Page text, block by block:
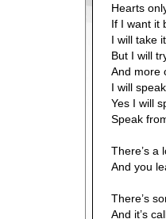
Hearts
If I want it
I will take
But I will
And more
I will
Yes I will
Speak
There’s a
And you
There’s
And it’s